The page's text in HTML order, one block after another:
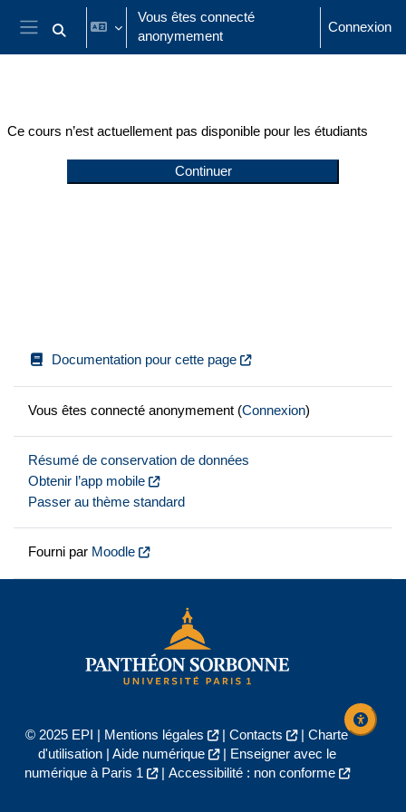
Passer au contenu principal
Panneau latéral
Activer/désactiver la saisie de recherche
Vous êtes connecté
anonymement
Connexion
Ce cours n’est actuellement pas disponible pour les étudiants
Continuer
Documentation pour cette page
Vous êtes connecté anonymement (Connexion)
Résumé de conservation de données
Obtenir l’app mobile
Passer au thème standard
Fourni par Moodle
© 2025 EPI | Mentions légales | Contacts | Charte
d'utilisation| Aide numérique |
Enseigner avec le
numérique à Paris 1
| Accessibilité : non conforme